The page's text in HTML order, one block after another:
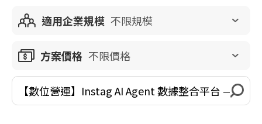
適用企業規模 不限規模
方案價格 不限價格